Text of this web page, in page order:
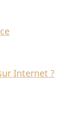
Internet ?